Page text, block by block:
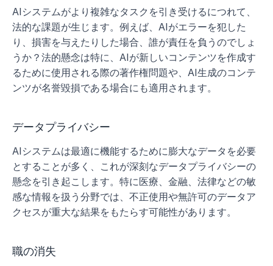
AIシステムがより複雑なタスクを引き受けるにつれて、
法的な課題が生じます。例えば、AIがエラーを犯した
り、損害を与えたりした場合、誰が責任を負うのでしょ
うか？法的懸念は特に、AIが新しいコンテンツを作成す
るために使用される際の著作権問題や、AI生成のコンテ
ンツが名誉毀損である場合にも適用されます。
データプライバシー
AIシステムは最適に機能するために膨大なデータを必要
とすることが多く、これが深刻なデータプライバシーの
懸念を引き起こします。特に医療、金融、法律などの敏
感な情報を扱う分野では、不正使用や無許可のデータア
クセスが重大な結果をもたらす可能性があります。
職の消失